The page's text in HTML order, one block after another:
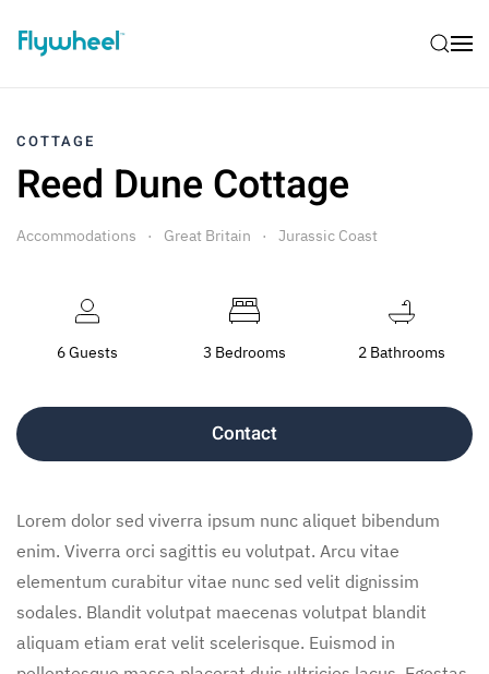
COTTAGE
Reed Dune Cottage
Accommodations Great Britain Jurassic Coast
6 Guests 3 Bedrooms 2 Bathrooms
Contact
Lorem dolor sed viverra ipsum nunc aliquet bibendum
enim. Viverra orci sagittis eu volutpat. Arcu vitae
elementum curabitur vitae nunc sed velit dignissim
sodales. Blandit volutpat maecenas volutpat blandit
aliquam etiam erat velit scelerisque. Euismod in